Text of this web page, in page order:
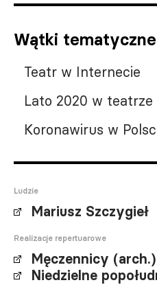
Wątki tematyczne
Teatr w Internecie
Lato 2020 w teatrze
Koronawirus w
Ludzie
Mariusz Szczygieł
Realizacje repertuarowe
Męczennicy (arch.)
Niedzielne